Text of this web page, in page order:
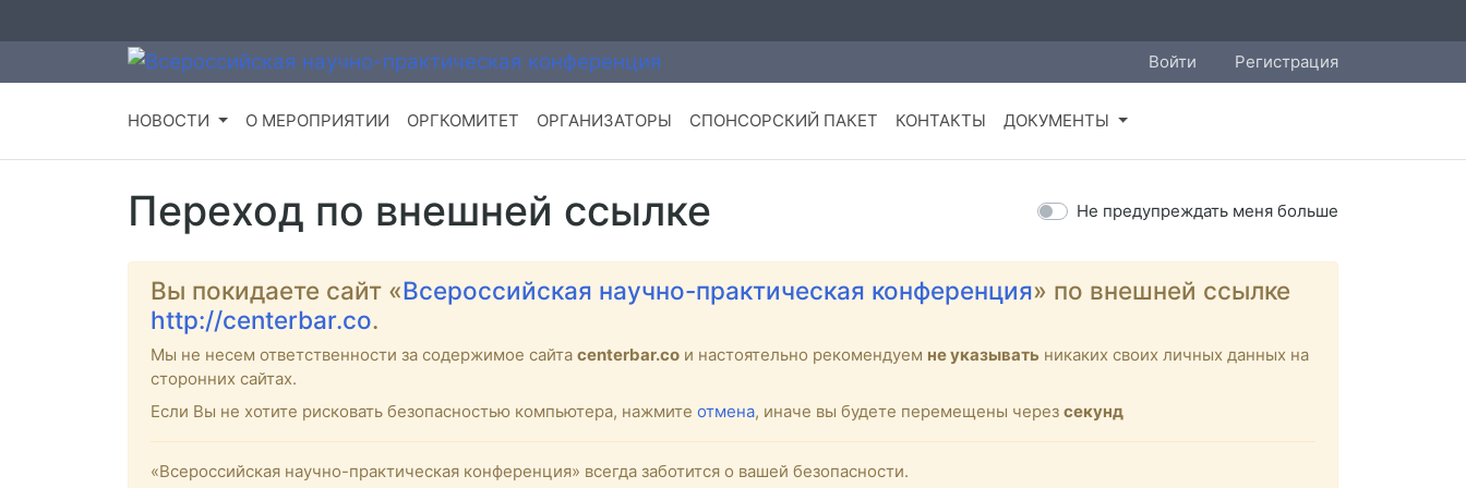
Войти Регистрация
НОВОСТИ О МЕРОПРИЯТИИ ОРГКОМИТЕТ ОРГАНИЗАТОРЫ СПОНСОРСКИЙ ПАКЕТ КОНТАКТЫ ДОКУМЕНТЫ
Переход по внешней ссылке Не предупреждать меня больше
Вы покидаете сайт «Всероссийская научно-практическая конференция» по внешней ссылке
http://centerbar.co.
Мы не несем ответственности за содержимое сайта centerbar.co и настоятельно рекомендуем не указывать никаких своих личных данных на
сторонних сайтах.
Если Вы не хотите рисковать безопасностью компьютера, нажмите отмена, иначе вы будете перемещены через секунд
«Всероссийская научно-практическая конференция» всегда заботится о вашей безопасности.